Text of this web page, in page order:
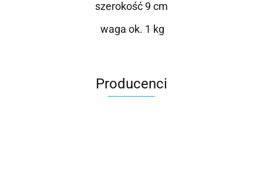
szerokość 9 cm
waga ok. 1 kg
Producenci